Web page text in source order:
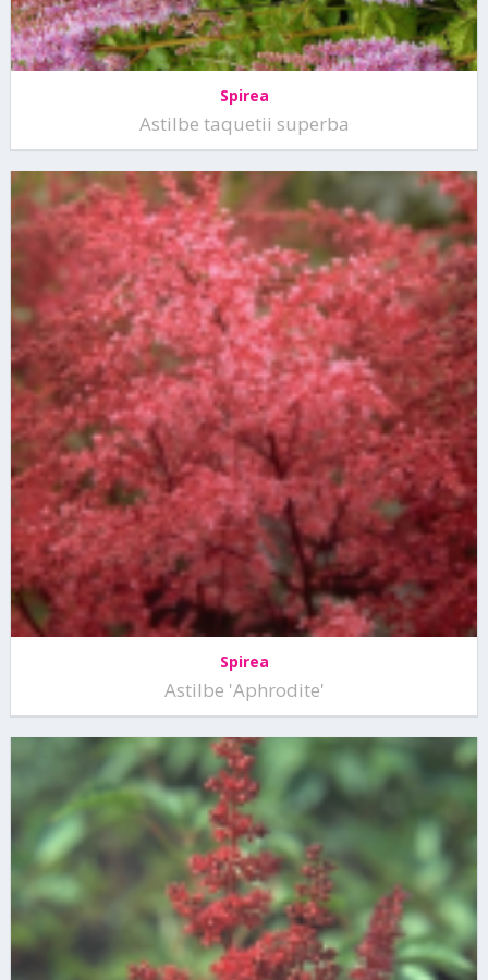
Spirea
Astilbe taquetii superba
Spirea
Astilbe 'Aphrodite'